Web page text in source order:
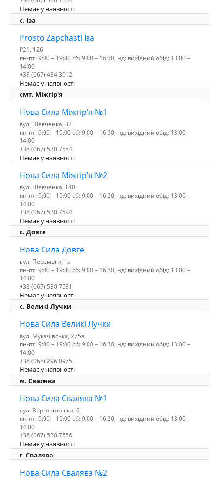
Немає у наявності
c. Іза
Prosto Zapchasti Іза
P21, 126
пн-пт: 9:00 – 19:00 сб: 9:00 – 16:30, нд: вихідний обід: 13:00 –
14:00
+38 (067) 434 3012
Немає у наявності
смт. Міжгір'я
Нова Сила Міжгір'я №1
вул. Шевченка, 82
пн-пт: 9:00 – 19:00 сб: 9:00 – 16:30, нд: вихідний обід: 13:00 –
14:00
+38 (067) 530 7584
Немає у наявності
Нова Сила Міжгір'я №2
вул. Шевченка, 140
пн-пт: 9:00 – 19:00 сб: 9:00 – 16:30, нд: вихідний обід: 13:00 –
14:00
+38 (067) 530 7594
Немає у наявності
с. Довге
Нова Сила Довге
вул. Перемоги, 1а
пн-пт: 9:00 – 19:00 сб: 9:00 – 16:30, нд: вихідний обід: 13:00 –
14:00
+38 (067) 530 7531
Немає у наявності
c. Великі Лучки
Нова Сила Великі Лучки
вул. Мукачівська, 275а
пн-пт: 9:00 – 19:00 сб: 9:00 – 16:30, нд: вихідний обід: 13:00 –
14:00
+38 (068) 296 0975
Немає у наявності
м. Свалява
Нова Сила Свалява №1
вул. Верховинська, 6
пн-пт: 9:00 – 19:00 сб: 9:00 – 16:30, нд: вихідний обід: 13:00 –
14:00
+38 (067) 530 7556
Немає у наявності
г. Свалява
Нова Сила Свалява №2